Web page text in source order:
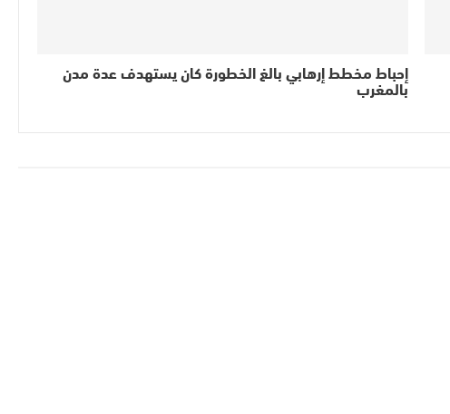
إحباط مخطط إرهابي بالغ الخطورة كان يستهدف عدة مدن
بالمغرب